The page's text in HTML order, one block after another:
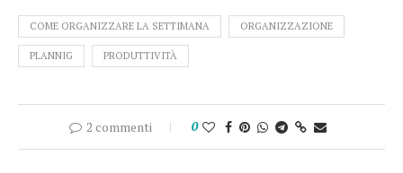
COME ORGANIZZARE LA SETTIMANA ORGANIZZAZIONE
PLANNIG PRODUTTIVITÀ
2 commenti 0